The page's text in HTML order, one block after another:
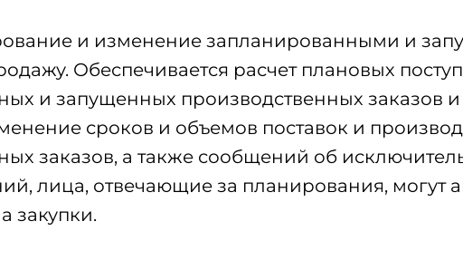
и изменение запланированными и
Обеспечивается расчет плановых
и запущенных производственных заказов
сроков и объемов поставок и
заказов, а также сообщений об
лица, отвечающие за планирования, могут
закупки.